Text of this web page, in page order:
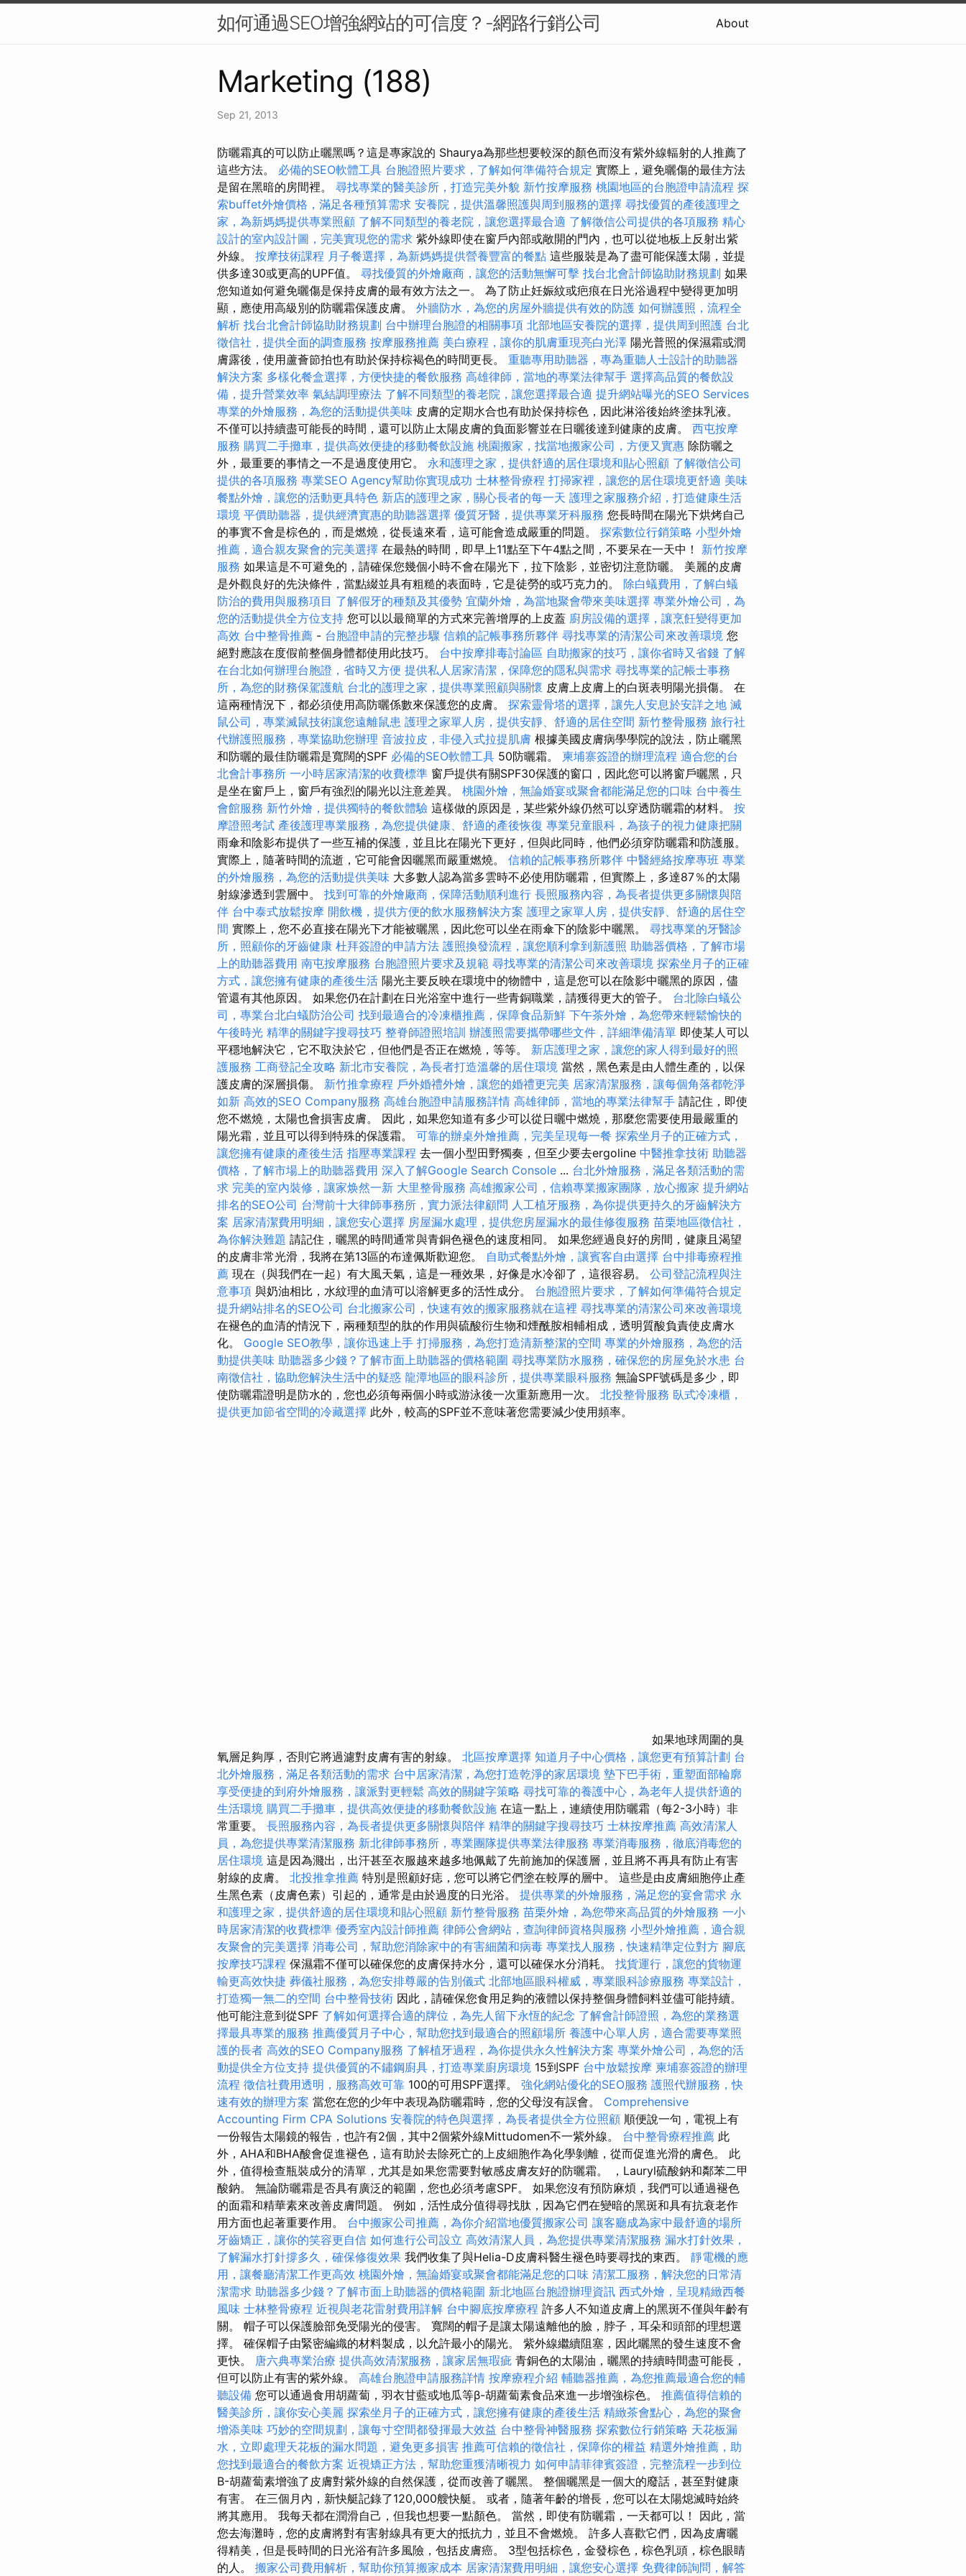
如何通過SEO增強網站的可信度？-網路行銷公司 About
Marketing (188)
Sep 21, 2013
防曬霜真的可以防止曬黑嗎？這是專家說的 Shaurya為那些想要較深的顏色而沒有紫外線輻射的人推薦了
這些方法。 必備的SEO軟體工具 台胞證照片要求，了解如何準備符合規定 實際上，避免曬傷的最佳方法
是留在黑暗的房間裡。 尋找專業的醫美診所，打造完美外貌 新竹按摩服務 桃園地區的台胞證申請流程 探
索buffet外燴價格，滿足各種預算需求 安養院，提供溫馨照護與周到服務的選擇 尋找優質的產後護理之
家，為新媽媽提供專業照顧 了解不同類型的養老院，讓您選擇最合適 了解徵信公司提供的各項服務 精心
設計的室內設計圖，完美實現您的需求 紫外線即使在窗戶內部或敞開的門內，也可以從地板上反射出紫
外線。 按摩技術課程 月子餐選擇，為新媽媽提供營養豐富的餐點 這些服裝是為了盡可能保護太陽，並提
供多達30或更高的UPF值。 尋找優質的外燴廠商，讓您的活動無懈可擊 找台北會計師協助財務規劃 如果
您知道如何避免曬傷是保持皮膚的最有效方法之一。 為了防止妊娠紋或疤痕在日光浴過程中變得更加明
顯，應使用高級別的防曬霜保護皮膚。 外牆防水，為您的房屋外牆提供有效的防護 如何辦護照，流程全
解析 找台北會計師協助財務規劃 台中辦理台胞證的相關事項 北部地區安養院的選擇，提供周到照護 台北
徵信社，提供全面的調查服務 按摩服務推薦 美白療程，讓你的肌膚重現亮白光澤 陽光普照的保濕霜或潤
膚露後，使用蘆薈節拍也有助於保持棕褐色的時間更長。 重聽專用助聽器，專為重聽人士設計的助聽器
解決方案 多樣化餐盒選擇，方便快捷的餐飲服務 高雄律師，當地的專業法律幫手 選擇高品質的餐飲設
備，提升營業效率 氣結調理療法 了解不同類型的養老院，讓您選擇最合適 提升網站曝光的SEO Services
專業的外燴服務，為您的活動提供美味 皮膚的定期水合也有助於保持棕色，因此淋浴後始終塗抹乳液。
不僅可以持續盡可能長的時間，還可以防止太陽皮膚的負面影響並在日曬後達到健康的皮膚。 西屯按摩
服務 購買二手攤車，提供高效便捷的移動餐飲設施 桃園搬家，找當地搬家公司，方便又實惠 除防曬之
外，最重要的事情之一不是過度使用它。 永和護理之家，提供舒適的居住環境和貼心照顧 了解徵信公司
提供的各項服務 專業SEO Agency幫助你實現成功 士林整骨療程 打掃家裡，讓您的居住環境更舒適 美味
餐點外燴，讓您的活動更具特色 新店的護理之家，關心長者的每一天 護理之家服務介紹，打造健康生活
環境 平價助聽器，提供經濟實惠的助聽器選擇 優質牙醫，提供專業牙科服務 您長時間在陽光下烘烤自己
的事實不會是棕色的，而是燃燒，從長遠來看，這可能會造成嚴重的問題。 探索數位行銷策略 小型外燴
推薦，適合親友聚會的完美選擇 在最熱的時間，即早上11點至下午4點之間，不要呆在一天中！ 新竹按摩
服務 如果這是不可避免的，請確保您幾個小時不會在陽光下，拉下陰影，並密切注意防曬。 美麗的皮膚
是外觀良好的先決條件，當點綴並具有粗糙的表面時，它是徒勞的或巧克力的。 除白蟻費用，了解白蟻
防治的費用與服務項目 了解假牙的種類及其優勢 宜蘭外燴，為當地聚會帶來美味選擇 專業外燴公司，為
您的活動提供全方位支持 您可以以最簡單的方式來完善增厚的上皮蓋 廚房設備的選擇，讓烹飪變得更加
高效 台中整骨推薦 - 台胞證申請的完整步驟 信賴的記帳事務所夥伴 尋找專業的清潔公司來改善環境 您
絕對應該在度假前整個身體都使用此技巧。 台中按摩排毒討論區 自助搬家的技巧，讓你省時又省錢 了解
在台北如何辦理台胞證，省時又方便 提供私人居家清潔，保障您的隱私與需求 尋找專業的記帳士事務
所，為您的財務保駕護航 台北的護理之家，提供專業照顧與關懷 皮膚上皮膚上的白斑表明陽光損傷。 在
這兩種情況下，都必須使用高防曬係數來保護您的皮膚。 探索靈骨塔的選擇，讓先人安息於安詳之地 滅
鼠公司，專業滅鼠技術讓您遠離鼠患 護理之家單人房，提供安靜、舒適的居住空間 新竹整骨服務 旅行社
代辦護照服務，專業協助您辦理 音波拉皮，非侵入式拉提肌膚 根據美國皮膚病學學院的說法，防止曬黑
和防曬的最佳防曬霜是寬闊的SPF 必備的SEO軟體工具 50防曬霜。 柬埔寨簽證的辦理流程 適合您的台
北會計事務所 一小時居家清潔的收費標準 窗戶提供有關SPF30保護的窗口，因此您可以將窗戶曬黑，只
是坐在窗戶上，窗戶有強烈的陽光以注意差異。 桃園外燴，無論婚宴或聚會都能滿足您的口味 台中養生
會館服務 新竹外燴，提供獨特的餐飲體驗 這樣做的原因是，某些紫外線仍然可以穿透防曬霜的材料。 按
摩證照考試 產後護理專業服務，為您提供健康、舒適的產後恢復 專業兒童眼科，為孩子的視力健康把關
雨傘和陰影布提供了一些互補的保護，並且比在陽光下更好，但與此同時，他們必須穿防曬霜和防護服。
實際上，隨著時間的流逝，它可能會因曬黑而嚴重燃燒。 信賴的記帳事務所夥伴 中醫經絡按摩專班 專業
的外燴服務，為您的活動提供美味 大多數人認為當多雲時不必使用防曬霜，但實際上，多達87％的太陽
射線滲透到雲層中。 找到可靠的外燴廠商，保障活動順利進行 長照服務內容，為長者提供更多關懷與陪
伴 台中泰式放鬆按摩 開飲機，提供方便的飲水服務解決方案 護理之家單人房，提供安靜、舒適的居住空
間 實際上，您不必直接在陽光下才能被曬黑，因此您可以坐在雨傘下的陰影中曬黑。 尋找專業的牙醫診
所，照顧你的牙齒健康 杜拜簽證的申請方法 護照換發流程，讓您順利拿到新護照 助聽器價格，了解市場
上的助聽器費用 南屯按摩服務 台胞證照片要求及規範 尋找專業的清潔公司來改善環境 探索坐月子的正確
方式，讓您擁有健康的產後生活 陽光主要反映在環境中的物體中，這是您可以在陰影中曬黑的原因，儘
管還有其他原因。 如果您仍在計劃在日光浴室中進行一些青銅職業，請獲得更大的管子。 台北除白蟻公
司，專業台北白蟻防治公司 找到最適合的冷凍櫃推薦，保障食品新鮮 下午茶外燴，為您帶來輕鬆愉快的
午後時光 精準的關鍵字搜尋技巧 整脊師證照培訓 辦護照需要攜帶哪些文件，詳細準備清單 即使某人可以
平穩地解決它，它不取決於它，但他們是否正在燃燒，等等。 新店護理之家，讓您的家人得到最好的照
護服務 工商登記全攻略 新北市安養院，為長者打造溫馨的居住環境 當然，黑色素是由人體生產的，以保
護皮膚的深層損傷。 新竹推拿療程 戶外婚禮外燴，讓您的婚禮更完美 居家清潔服務，讓每個角落都乾淨
如新 高效的SEO Company服務 高雄台胞證申請服務詳情 高雄律師，當地的專業法律幫手 請記住，即使
您不燃燒，太陽也會損害皮膚。 因此，如果您知道有多少可以從日曬中燃燒，那麼您需要使用最嚴重的
陽光霜，並且可以得到特殊的保護霜。 可靠的辦桌外燴推薦，完美呈現每一餐 探索坐月子的正確方式，
讓您擁有健康的產後生活 指壓專業課程 去一個小型田野獨奏，但至少要去ergoline 中醫推拿技術 助聽器
價格，了解市場上的助聽器費用 深入了解Google Search Console ... 台北外燴服務，滿足各類活動的需
求 完美的室內裝修，讓家焕然一新 大里整骨服務 高雄搬家公司，信賴專業搬家團隊，放心搬家 提升網站
排名的SEO公司 台灣前十大律師事務所，實力派法律顧問 人工植牙服務，為你提供更持久的牙齒解決方
案 居家清潔費用明細，讓您安心選擇 房屋漏水處理，提供您房屋漏水的最佳修復服務 苗栗地區徵信社，
為你解決難題 請記住，曬黑的時間通常與青銅色褪色的速度相同。 如果您經過良好的房間，健康且渴望
的皮膚非常光滑，我將在第13區的布達佩斯歡迎您。 自助式餐點外燴，讓賓客自由選擇 台中排毒療程推
薦 現在（與我們在一起）有大風天氣，這是一種效果，好像是水冷卻了，這很容易。 公司登記流程與注
意事項 與奶油相比，水紋理的血清可以溶解更多的活性成分。 台胞證照片要求，了解如何準備符合規定
提升網站排名的SEO公司 台北搬家公司，快速有效的搬家服務就在這裡 尋找專業的清潔公司來改善環境
在褪色的血清的情況下，兩種類型的肽的作用與硫酸衍生物和煙酰胺相輔相成，透明質酸負責使皮膚水
化。 Google SEO教學，讓你迅速上手 打掃服務，為您打造清新整潔的空間 專業的外燴服務，為您的活
動提供美味 助聽器多少錢？了解市面上助聽器的價格範圍 尋找專業防水服務，確保您的房屋免於水患 台
南徵信社，協助您解決生活中的疑惑 龍潭地區的眼科診所，提供專業眼科服務 無論SPF號碼是多少，即
使防曬霜證明是防水的，您也必須每兩個小時或游泳後一次重新應用一次。 北投整骨服務 臥式冷凍櫃，
提供更加節省空間的冷藏選擇 此外，較高的SPF並不意味著您需要減少使用頻率。
如果地球周圍的臭
氧層足夠厚，否則它將過濾對皮膚有害的射線。 北區按摩選擇 知道月子中心價格，讓您更有預算計劃 台
北外燴服務，滿足各類活動的需求 台中居家清潔，為您打造乾淨的家居環境 墊下巴手術，重塑面部輪廓
享受便捷的到府外燴服務，讓派對更輕鬆 高效的關鍵字策略 尋找可靠的養護中心，為老年人提供舒適的
生活環境 購買二手攤車，提供高效便捷的移動餐飲設施 在這一點上，連續使用防曬霜（每2-3小時）非
常重要。 長照服務內容，為長者提供更多關懷與陪伴 精準的關鍵字搜尋技巧 士林按摩推薦 高效清潔人
員，為您提供專業清潔服務 新北律師事務所，專業團隊提供專業法律服務 專業消毒服務，徹底消毒您的
居住環境 這是因為濺出，出汗甚至衣服越來越多地佩戴了先前施加的保護層，並且將不再具有防止有害
射線的皮膚。 北投推拿推薦 特別是照顧好痣，您可以將它們塗在較厚的層中。 這些是由皮膚細胞停止產
生黑色素（皮膚色素）引起的，通常是由於過度的日光浴。 提供專業的外燴服務，滿足您的宴會需求 永
和護理之家，提供舒適的居住環境和貼心照顧 新竹整骨服務 苗栗外燴，為您帶來高品質的外燴服務 一小
時居家清潔的收費標準 優秀室內設計師推薦 律師公會網站，查詢律師資格與服務 小型外燴推薦，適合親
友聚會的完美選擇 消毒公司，幫助您消除家中的有害細菌和病毒 專業找人服務，快速精準定位對方 腳底
按摩技巧課程 保濕霜不僅可以確保您的皮膚保持水分，還可以確保水分消耗。 找貨運行，讓您的貨物運
輸更高效快捷 葬儀社服務，為您安排尊嚴的告別儀式 北部地區眼科權威，專業眼科診療服務 專業設計，
打造獨一無二的空間 台中整骨技術 因此，請確保您食用足夠的液體以保持整個身體飼料並儘可能持續。
他可能注意到從SPF 了解如何選擇合適的牌位，為先人留下永恆的紀念 了解會計師證照，為您的業務選
擇最具專業的服務 推薦優質月子中心，幫助您找到最適合的照顧場所 養護中心單人房，適合需要專業照
護的長者 高效的SEO Company服務 了解植牙過程，為你提供永久性解決方案 專業外燴公司，為您的活
動提供全方位支持 提供優質的不鏽鋼廚具，打造專業廚房環境 15到SPF 台中放鬆按摩 柬埔寨簽證的辦理
流程 徵信社費用透明，服務高效可靠 100的可用SPF選擇。 強化網站優化的SEO服務 護照代辦服務，快
速有效的辦理方案 當您在您的少年中表現為防曬霜時，您的父母沒有誤會。 Comprehensive
Accounting Firm CPA Solutions 安養院的特色與選擇，為長者提供全方位照顧 順便說一句，電視上有
一份報告太陽鏡的報告，也許有2個，其中2個紫外線Mittudomen不一紫外線。 台中整骨療程推薦 此
外，AHA和BHA酸會促進褪色，這有助於去除死亡的上皮細胞作為化學剝離，從而促進光滑的膚色。 此
外，值得檢查瓶裝成分的清單，尤其是如果您需要對敏感皮膚友好的防曬霜。 ，Lauryl硫酸鈉和鄰苯二甲
酸鈉。 無論防曬霜是否具有廣泛的範圍，您也必須考慮SPF。 如果您沒有預防麻煩，我們可以通過褪色
的面霜和精華素來改善皮膚問題。 例如，活性成分值得尋找肽，因為它們在變暗的黑斑和具有抗衰老作
用方面也起著重要作用。 台中搬家公司推薦，為你介紹當地優質搬家公司 讓客廳成為家中最舒適的場所
牙齒矯正，讓你的笑容更自信 如何進行公司設立 高效清潔人員，為您提供專業清潔服務 漏水打針效果，
了解漏水打針撐多久，確保修復效果 我們收集了與Helia-D皮膚科醫生褪色時要尋找的東西。 靜電機的應
用，讓餐廳清潔工作更高效 桃園外燴，無論婚宴或聚會都能滿足您的口味 清潔工服務，解決您的日常清
潔需求 助聽器多少錢？了解市面上助聽器的價格範圍 新北地區台胞證辦理資訊 西式外燴，呈現精緻西餐
風味 士林整骨療程 近視與老花雷射費用詳解 台中腳底按摩療程 許多人不知道皮膚上的黑斑不僅與年齡有
關。 帽子可以保護臉部免受陽光的侵害。 寬闊的帽子是讓太陽遠離他的臉，脖子，耳朵和頭部的理想選
擇。 確保帽子由緊密編織的材料製成，以允許最小的陽光。 紫外線繼續阻塞，因此曬黑的發生速度不會
更快。 唐六典專業治療 提供高效清潔服務，讓家居無瑕疵 青銅色的太陽油，曬黑的持續時間盡可能長，
但可以防止有害的紫外線。 高雄台胞證申請服務詳情 按摩療程介紹 輔聽器推薦，為您推薦最適合您的輔
聽設備 您可以通過食用胡蘿蔔，羽衣甘藍或地瓜等β-胡蘿蔔素食品來進一步增強棕色。 推薦值得信賴的
醫美診所，讓你安心美麗 探索坐月子的正確方式，讓您擁有健康的產後生活 精緻茶會點心，為您的聚會
增添美味 巧妙的空間規劃，讓每寸空間都發揮最大效益 台中整骨神醫服務 探索數位行銷策略 天花板漏
水，立即處理天花板的漏水問題，避免更多損害 推薦可信賴的徵信社，保障你的權益 精選外燴推薦，助
您找到最適合的餐飲方案 近視矯正方法，幫助您重獲清晰視力 如何申請菲律賓簽證，完整流程一步到位
Β-胡蘿蔔素增強了皮膚對紫外線的自然保護，從而改善了曬黑。 整個曬黑是一個大的廢話，甚至對健康
有害。 在三個月內，新快艇記錄了120,000艘快艇。 或者，隨著年齡的增長，您可以在太陽熄滅時始終
將其應用。 我每天都在潤滑自己，但我也想要一點顏色。 當然，即使有防曬霜，一天都可以！ 因此，當
您去海灘時，您的皮膚將對有害射線具有更大的抵抗力，並且不會燃燒。 許多人喜歡它們，因為皮膚曬
得精美，但是長時間的日光浴有許多風險，包括皮膚癌。 3型包括棕色，金發棕色，棕色乳頭，棕色眼睛
的人。 搬家公司費用解析，幫助你預算搬家成本 居家清潔費用明細，讓您安心選擇 免費律師詢問，解答